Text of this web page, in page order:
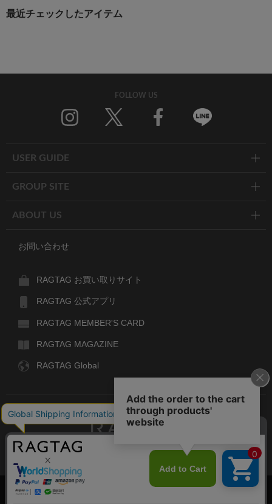
最近チェックしたアイテム
FOLLOW US
USER GUIDE
GROUP SITE
ABOUT US
お問い合わせ
RAGTAG お買い取りサイト
RAGTAG 公式アプリ
RAGTAG MEMBER'S CARD
RAGTAG MAGAZINE
RAGTAG Global
デザイナーズブランドのユーズド・セレクトショップ